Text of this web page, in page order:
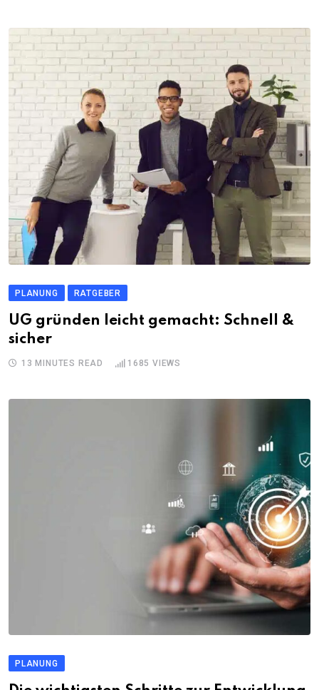
PLANUNG RATGEBER
UG gründen leicht gemacht: Schnell &
sicher
13 MINUTES READ 1685 VIEWS
PLANUNG